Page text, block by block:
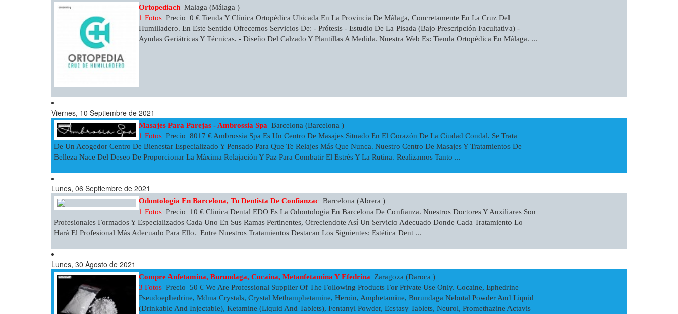
Ortopediach Malaga (Málaga )
1 Fotos Precio 0 € Tienda Y Clínica Ortopédica Ubicada En La Provincia De Málaga, Concretamente En La Cruz Del
Humilladero. En Este Sentido Ofrecemos Servicios De: - Prótesis - Estudio De La Pisada (Bajo Prescripción Facultativa) -
Ayudas Geriátricas Y Técnicas. - Diseño Del Calzado Y Plantillas A Medida. Nuestra Web Es: Tienda Ortopédica En Málaga. ...
Viernes, 10 Septiembre de 2021
Masajes Para Parejas - Ambrossia Spa Barcelona (Barcelona )
1 Fotos Precio 8017 € Ambrossia Spa Es Un Centro De Masajes Situado En El Corazón De La Ciudad Condal. Se Trata
De Un Acogedor Centro De Bienestar Especializado Y Pensado Para Que Te Relajes Más Que Nunca. Nuestro Centro De Masajes Y Tratamientos De
Belleza Nace Del Deseo De Proporcionar La Máxima Relajación Y Paz Para Combatir El Estrés Y La Rutina. Realizamos Tanto ...
Lunes, 06 Septiembre de 2021
Odontologia En Barcelona, Tu Dentista De Confianzac Barcelona (Abrera )
1 Fotos Precio 10 € Clinica Dental EDO Es La Odontologia En Barcelona De Confianza. Nuestros Doctores Y Auxiliares Son
Profesionales Formados Y Especializados Cada Uno En Sus Ramas Pertinentes, Ofreciendote Así Un Servicio Adecuado Donde Cada Tratamiento Lo
Hará El Profesional Más Adecuado Para Ello. Entre Nuestros Tratamientos Destacan Los Siguientes: Estética Dent ...
Lunes, 30 Agosto de 2021
Compre Anfetamina, Burundaga, Cocaína, Metanfetamina Y Efedrina Zaragoza (Daroca )
3 Fotos Precio 50 € We Are Professional Supplier Of The Following Products For Private Use Only. Cocaine, Ephedrine
Pseudoephedrine, Mdma Crystals, Crystal Methamphetamine, Heroin, Amphetamine, Burundaga Nebutal Powder And Liquid
(Drinkable And Injectable), Ketamine (Liquid And Tablets), Fentanyl Powder, Ecstasy Tablets, Neurol, Promethazine Actavis